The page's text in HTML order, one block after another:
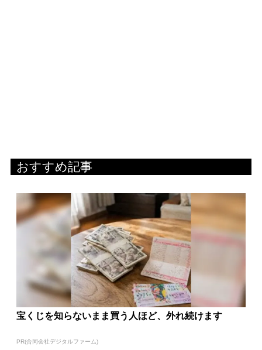
おすすめ記事
宝くじを知らないまま買う人ほど、外れ続けます
PR(合同会社デジタルファーム)